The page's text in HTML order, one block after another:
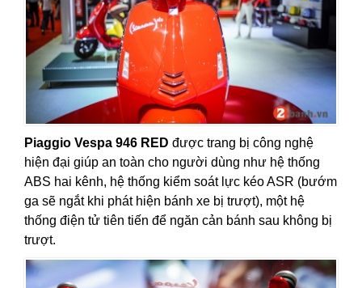
Piaggio Vespa 946 RED được trang bị công nghệ
hiện đại giúp an toàn cho người dùng như hệ thống
ABS hai kênh, hệ thống kiểm soát lực kéo ASR (bướm
ga sẽ ngắt khi phát hiện bánh xe bị trượt), một hệ
thống điện tử tiên tiến để ngăn cản bánh sau không bị
trượt.